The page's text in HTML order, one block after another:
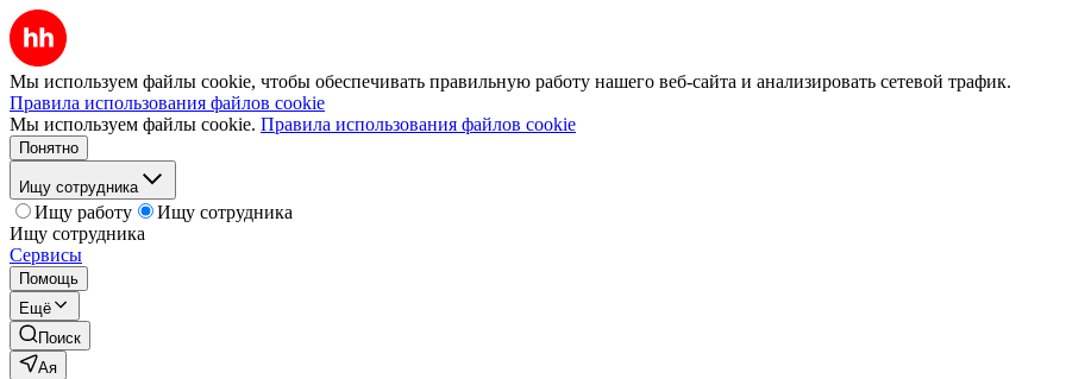
Мы используем файлы cookie, чтобы обеспечивать правильную работу нашего веб-сайта и анализировать сетевой трафик.
Правила использования файлов cookie
Мы используем файлы cookie. Правила использования файлов cookie
Понятно
Ищу сотрудника
Ищу работу
Ищу сотрудника
Ищу сотрудника
Сервисы
Помощь
Ещё
Поиск
Ая